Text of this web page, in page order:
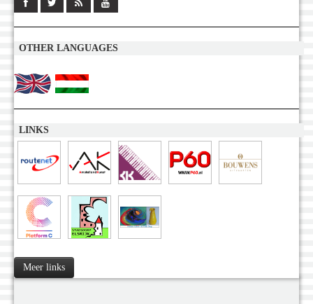
OTHER LANGUAGES
LINKS
Meer links